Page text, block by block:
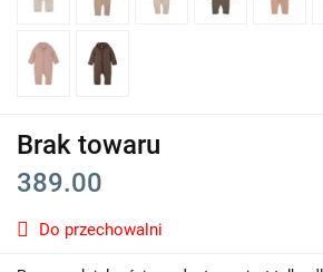
Brak towaru
389.00
Do przechowalni